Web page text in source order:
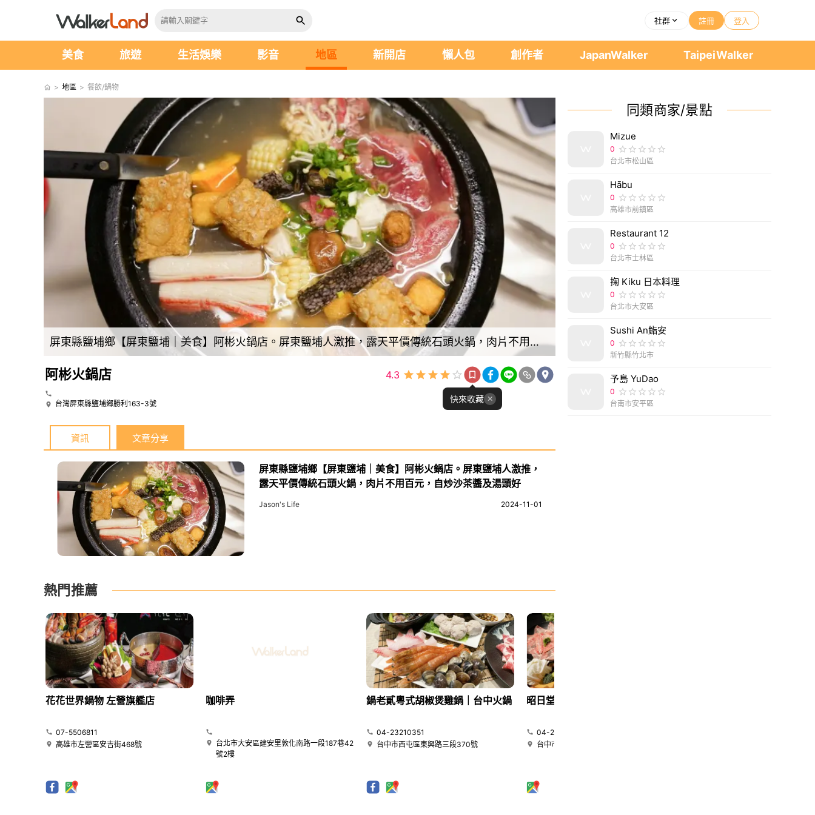
社群 註冊 登入
美食 旅遊 生活娛樂 影音 地區 新開店 懶人包 創作者 JapanWalker TaipeiWalker
> 地區 > 餐飲/鍋物
屏東縣鹽埔鄉【屏東鹽埔｜美食】阿彬火鍋店。屏東鹽埔人激推，露天平價傳統石頭火鍋，肉片不用百元，自炒沙茶醬及湯頭好
阿彬火鍋店
台灣屏東縣鹽埔鄉勝利163-3號
4.3
快來收藏
資訊 文章分享
屏東縣鹽埔鄉【屏東鹽埔｜美食】阿彬火鍋店。屏東鹽埔人激推，
露天平價傳統石頭火鍋，肉片不用百元，自炒沙茶醬及湯頭好
Jason's Life 2024-11-01
熱門推薦
花花世界鍋物 左營旗艦店
07-5506811
高雄市左營區安吉街468號
咖啡弄
台北市大安區建安里敦化南路一段187巷42
號2樓
鍋老貳粵式胡椒煲雞鍋｜台中火鍋
04-23210351
台中市西屯區東興路三段370號
昭日堂鍋煮｜台中火鍋
04-22580269
台中市南屯區大墩十一街345號
同類商家/景點
Mizue
0
台北市松山區
Hābu
0
高雄市前鎮區
Restaurant 12
0
台北市士林區
掬 Kiku 日本料理
0
台北市大安區
Sushi An鮨安
0
新竹縣竹北市
予島 YuDao
0
台南市安平區